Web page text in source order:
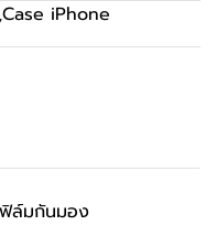
,Case iPhone
ฟิล์มกันมอง